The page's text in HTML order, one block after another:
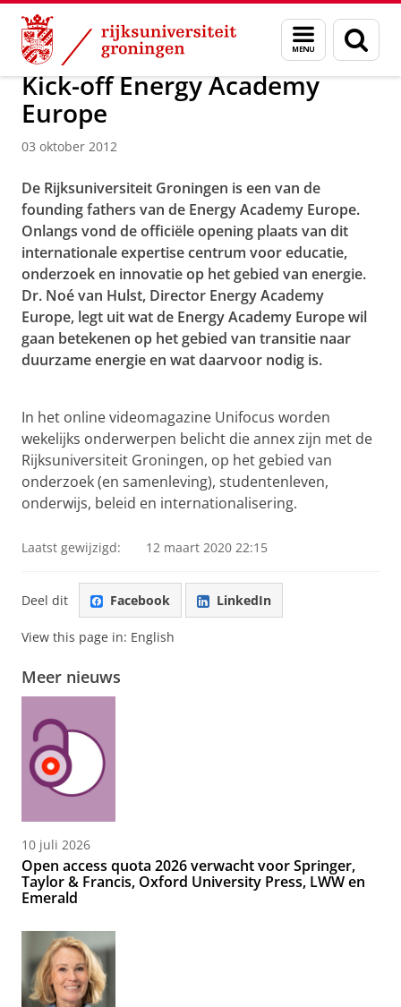
Skip
Content
Skip
Navigation
Menu
en
zoeken
Over ons
Kick-off Energy Academy
Europe
03 oktober 2012
De Rijksuniversiteit Groningen is een van de
founding fathers van de Energy Academy Europe.
Onlangs vond de officiële opening plaats van dit
internationale expertise centrum voor educatie,
onderzoek en innovatie op het gebied van energie.
Dr. Noé van Hulst, Director Energy Academy
Europe, legt uit wat de Energy Academy Europe wil
gaan betekenen op het gebied van transitie naar
duurzame energie en wat daarvoor nodig is.
In het online videomagazine Unifocus worden
wekelijks onderwerpen belicht die annex zijn met de
Rijksuniversiteit Groningen, op het gebied van
onderzoek (en samenleving), studentenleven,
onderwijs, beleid en internationalisering.
Laatst gewijzigd: 12 maart 2020 22:15
Deel dit Facebook LinkedIn
View this page in: English
Meer nieuws
10 juli 2026
Open access quota 2026 verwacht voor Springer,
Taylor & Francis, Oxford University Press, LWW en
Emerald